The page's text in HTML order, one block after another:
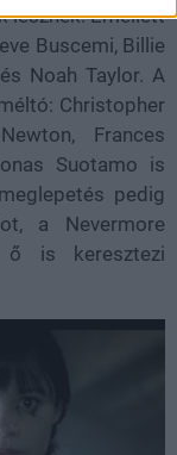
lesznek. Emellett
Buscemi, Billie
Noah Taylor. A
Christopher
Frances
Suotamo is
pedig
a Nevermore
ő is keresztezi